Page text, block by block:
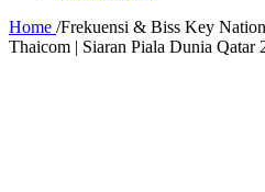
Home /Frekuensi & Biss Key
Thaicom | Siaran Piala Dunia Qatar